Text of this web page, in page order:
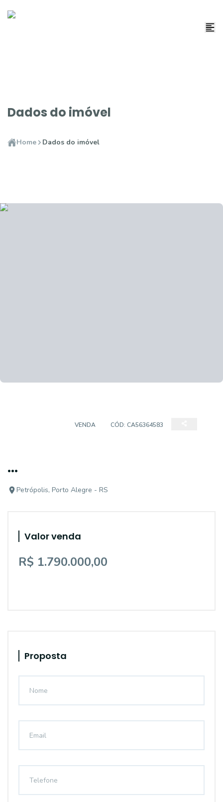
Dados do imóvel
Home Dados do imóvel
VENDA CÓD: CA56364583
...
Petrópolis, Porto Alegre - RS
Valor venda
R$ 1.790.000,00
Proposta